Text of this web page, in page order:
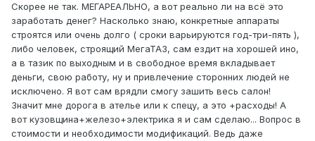
Скорее не так. МЕГАРЕАЛЬНО, а вот реально ли на всё это
заработать денег? Насколько знаю, конкретные аппараты
строятся или очень долго ( сроки варьируются год-три-пять ),
либо человек, строящий МегаТАЗ, сам ездит на хорошей ино,
а в тазик по выходным и в свободное время вкладывает
деньги, свою работу, ну и привлечение сторонних людей не
исключено. Я вот сам врядли смогу зашить весь салон!
Значит мне дорога в ателье или к спецу, а это +расходы! А
вот кузовщина+железо+электрика я и сам сделаю... Вопрос в
стоимости и необходимости модификаций. Ведь даже